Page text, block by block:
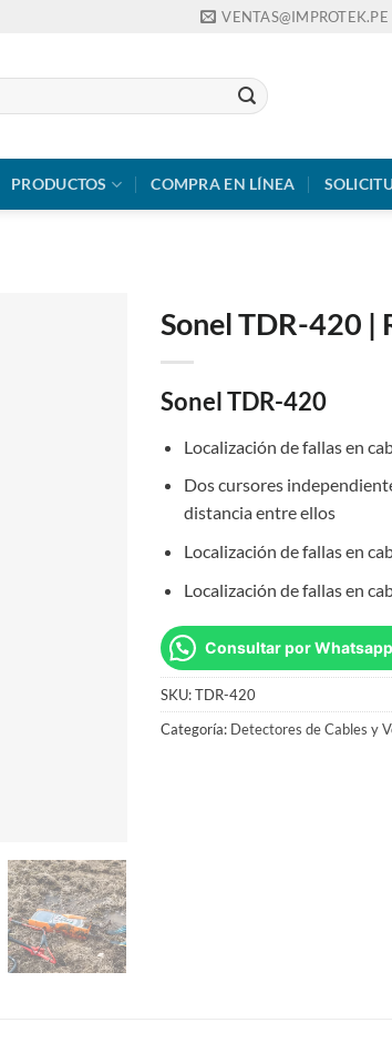
VENTAS@IMPROTEK.PE
PRODUCTOS COMPRA EN LÍNEA
Sonel TDR-420 |
Sonel TDR-420
Localización de fallas en
Dos cursores
distancia entre ellos
Localización de fallas en
Localización de fallas en
Consultar por Whatsapp
SKU:TDR-420
Categoría: Detectores de Cables y